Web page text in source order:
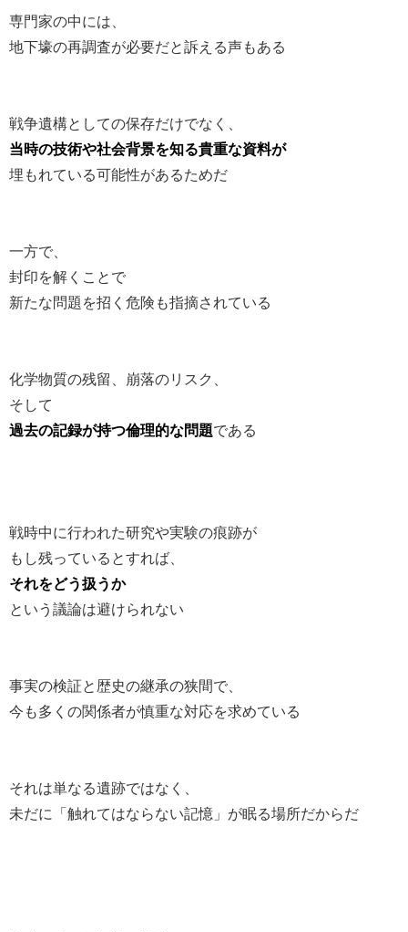
専門家の中には、
地下壕の再調査が必要だと訴える声もある
戦争遺構としての保存だけでなく、
当時の技術や社会背景を知る貴重な資料が
埋もれている可能性があるためだ
一方で、
封印を解くことで
新たな問題を招く危険も指摘されている
化学物質の残留、崩落のリスク、
そして
過去の記録が持つ倫理的な問題である
戦時中に行われた研究や実験の痕跡が
もし残っているとすれば、
それをどう扱うか
という議論は避けられない
事実の検証と歴史の継承の狭間で、
今も多くの関係者が慎重な対応を求めている
それは単なる遺跡ではなく、
未だに「触れてはならない記憶」が眠る場所だからだ